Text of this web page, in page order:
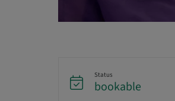
Status
bookable